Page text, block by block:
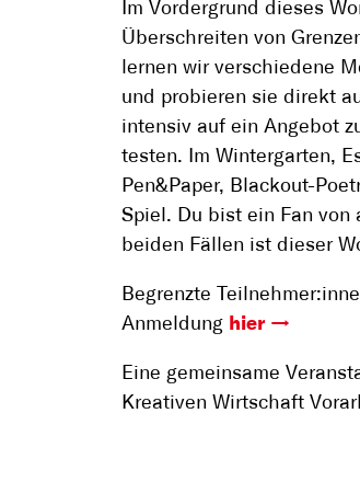
Im Vordergrund dieses
Überschreiten von
lernen wir verschiedene
und probieren sie direkt
intensiv auf ein Angebot
testen. Im Wintergarten,
Pen&Paper, Blackout-
Spiel. Du bist ein Fan von
beiden Fällen ist dieser
Begrenzte
Anmeldung hier
Eine gemeinsame
Kreativen Wirtschaft